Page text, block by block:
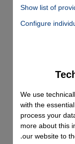
العربي"
أبوظبي
التاريخية "نهاية
حاورته
We use
with the
process your
more about this
our website to
Show list of
Instagram
Configure